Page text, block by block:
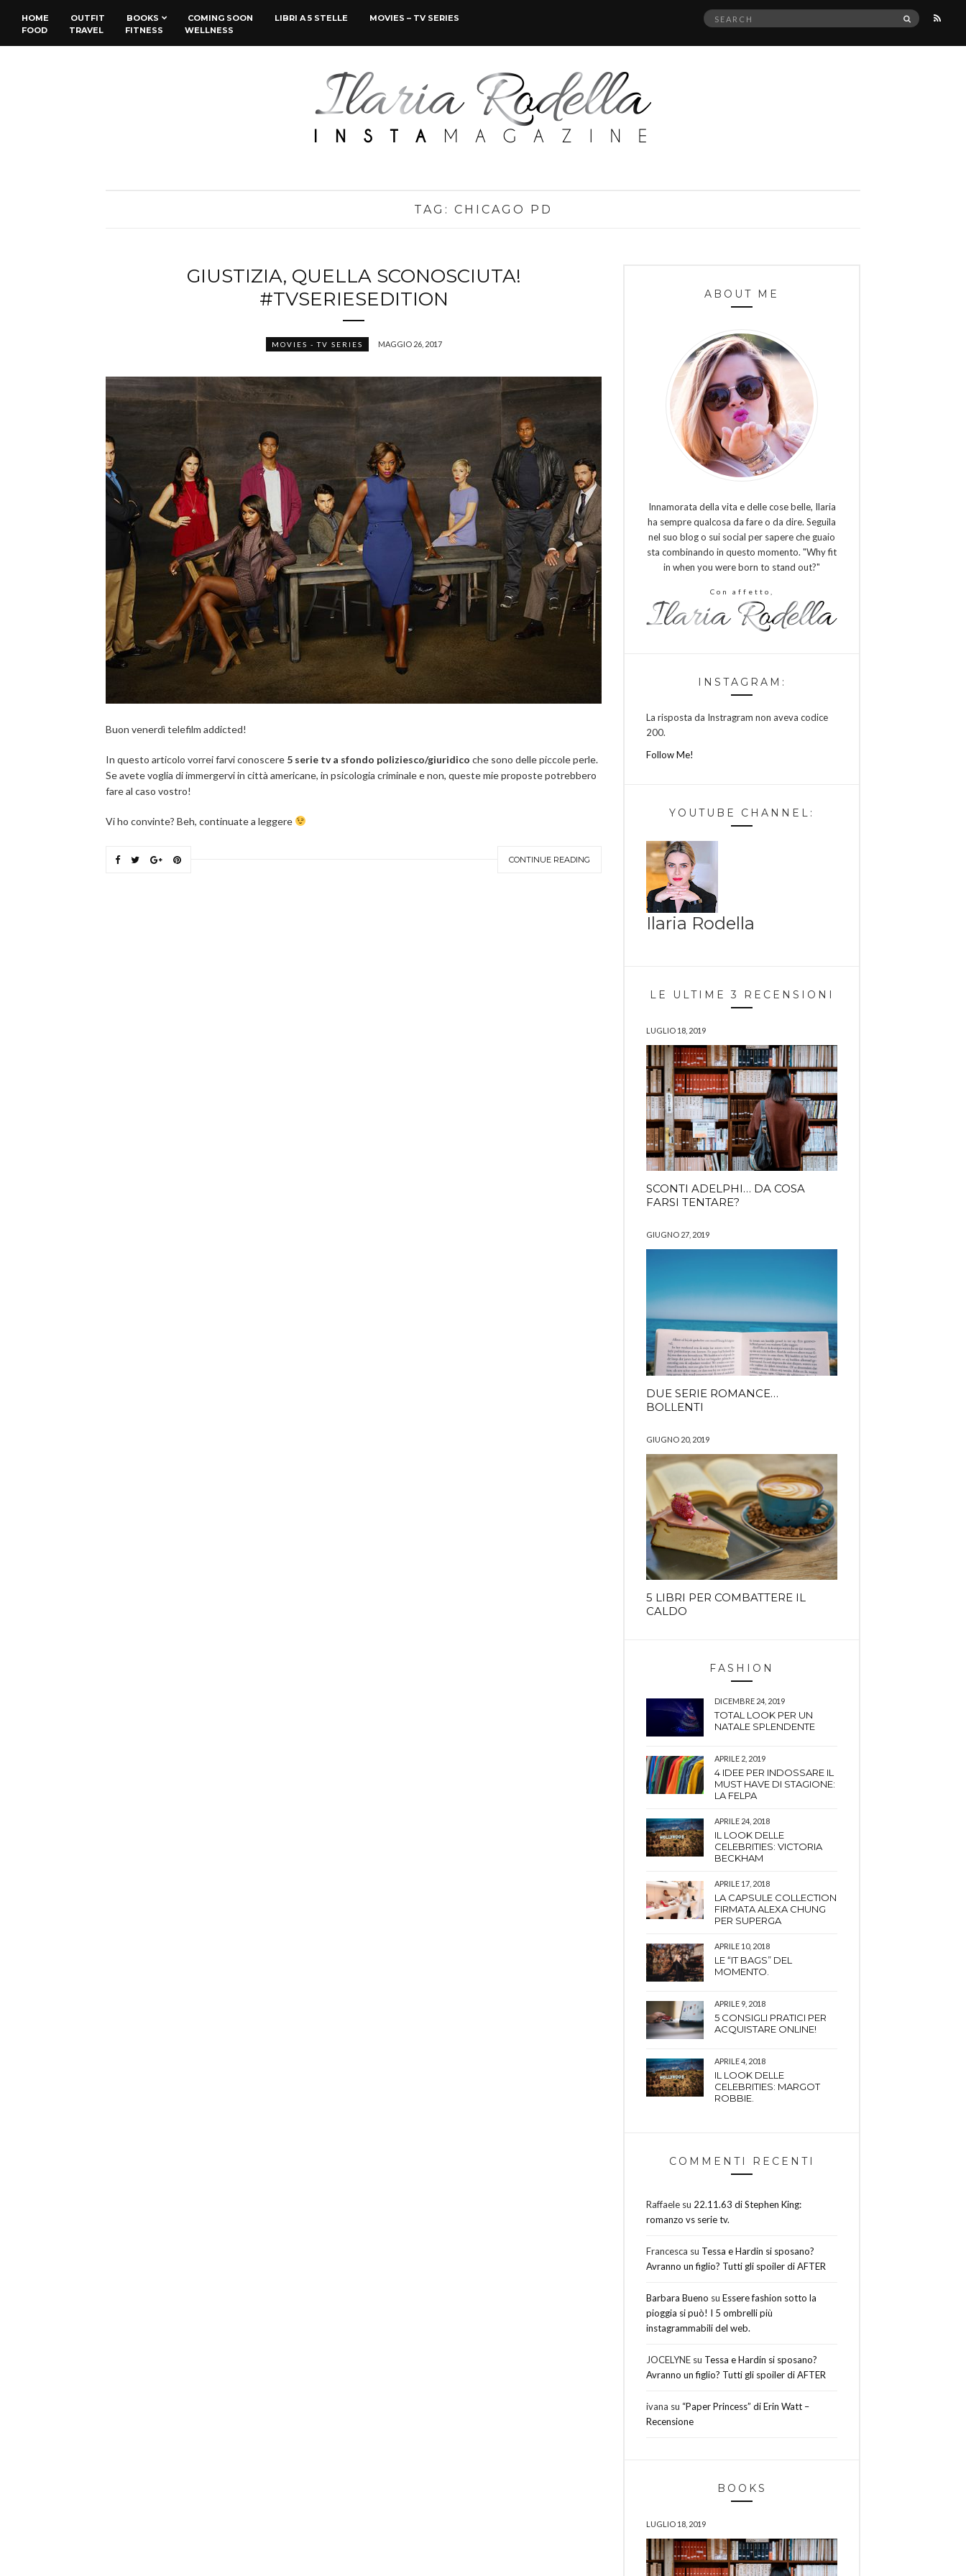
HOME OUTFIT BOOKS COMING SOON LIBRI A 5 STELLE
MOVIES – TV SERIES
FOOD
TRAVEL FITNESS WELLNESS
Search
SEARCH
TAG: CHICAGO PD
GIUSTIZIA, QUELLA SCONOSCIUTA!
#TVSERIESEDITION
MOVIES - TV SERIES MAGGIO 26, 2017
Buon venerdì telefilm addicted!
In questo articolo vorrei farvi conoscere 5 serie tv a sfondo poliziesco/giuridico che sono delle piccole perle.
Se avete voglia di immergervi in città americane, in psicologia criminale e non, queste mie proposte potrebbero
fare al caso vostro!
Vi ho convinte? Beh, continuate a leggere
CONTINUE READING
ABOUT ME
Innamorata della vita e delle cose belle, Ilaria
ha sempre qualcosa da fare o da dire. Seguila
nel suo blog o sui social per sapere che guaio
sta combinando in questo momento. "Why fit
in when you were born to stand out?"
Con affetto,
INSTAGRAM:
La risposta da Instragram non aveva codice
200.
Follow Me!
YOUTUBE CHANNEL:
Ilaria Rodella
LE ULTIME 3 RECENSIONI
LUGLIO 18, 2019
SCONTI ADELPHI… DA COSA
FARSI TENTARE?
GIUGNO 27, 2019
DUE SERIE ROMANCE…
BOLLENTI
GIUGNO 20, 2019
5 LIBRI PER COMBATTERE IL
CALDO
FASHION
DICEMBRE 24, 2019
TOTAL LOOK PER UN
NATALE SPLENDENTE
APRILE 2, 2019
4 IDEE PER INDOSSARE IL
MUST HAVE DI STAGIONE:
LA FELPA
APRILE 24, 2018
IL LOOK DELLE
CELEBRITIES: VICTORIA
BECKHAM
APRILE 17, 2018
LA CAPSULE COLLECTION
FIRMATA ALEXA CHUNG
PER SUPERGA
APRILE 10, 2018
LE “IT BAGS” DEL
MOMENTO.
APRILE 9, 2018
5 CONSIGLI PRATICI PER
ACQUISTARE ONLINE!
APRILE 4, 2018
IL LOOK DELLE
CELEBRITIES: MARGOT
ROBBIE.
COMMENTI RECENTI
Raffaele su 22.11.63 di Stephen King:
romanzo vs serie tv.
Francesca su Tessa e Hardin si sposano?
Avranno un figlio? Tutti gli spoiler di AFTER
Barbara Bueno su Essere fashion sotto la
pioggia si può! I 5 ombrelli più
instagrammabili del web.
JOCELYNE su Tessa e Hardin si sposano?
Avranno un figlio? Tutti gli spoiler di AFTER
ivana su “Paper Princess” di Erin Watt –
Recensione
BOOKS
LUGLIO 18, 2019